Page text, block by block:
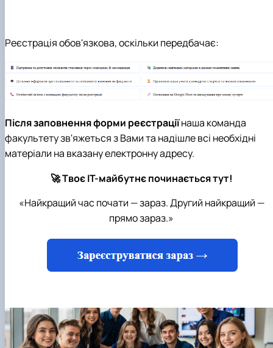
Реєстрація обов'язкова, оскільки передбачає:
Після заповнення форми реєстраціїнаша команда
факультету зв'яжеться з Вами та надішле всі необхідні
матеріали на вказану електронну адресу.
🚀 Твоє ІТ-майбутнє починається тут!
«Найкращий час почати — зараз. Другий найкращий —
прямо зараз.»